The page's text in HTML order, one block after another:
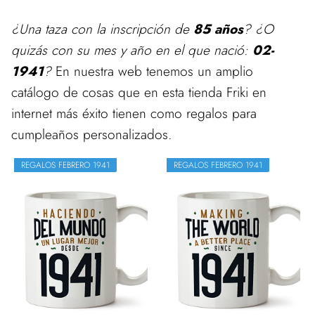
¿Una taza con la inscripción de 85 años? ¿O
quizás con su mes y año en el que nació: 02-
1941?En nuestra web tenemos un amplio
catálogo de cosas que en esta tienda Friki en
internet más éxito tienen como regalos para
cumpleaños personalizados.
REGALOS FEBRERO 1941 REGALOS FEBRERO 1941